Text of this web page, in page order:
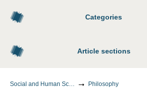
Categories
Article sections
Social and Human Sciences Philosophy